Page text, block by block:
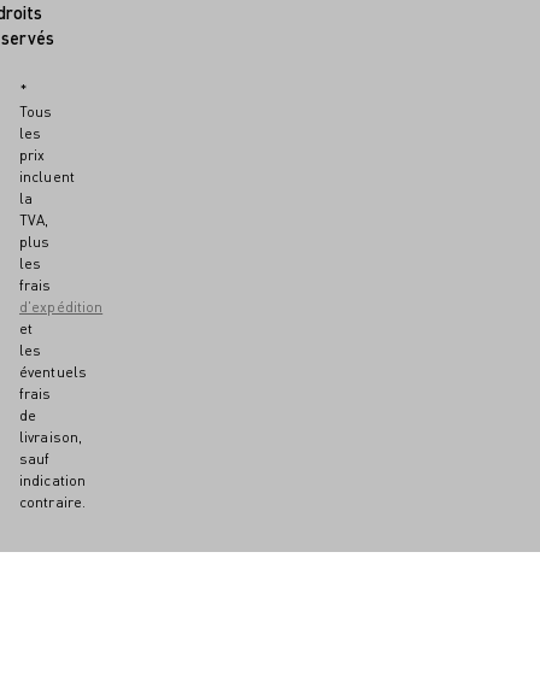
*
Tous
les
prix
incluent
la
TVA,
plus
les
frais
d'expédition
et
les
éventuels
frais
de
livraison,
sauf
indication
contraire.